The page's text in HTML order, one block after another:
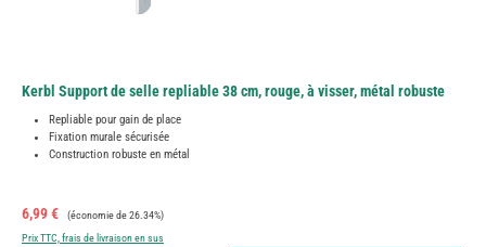
Kerbl Support de selle repliable 38 cm, rouge, à visser, métal robuste
Repliable pour gain de place
Fixation murale sécurisée
Construction robuste en métal
Prix de vente :
6,99 € Prix régulier :
(économie de 26.34%)
Prix TTC, frais de livraison en sus